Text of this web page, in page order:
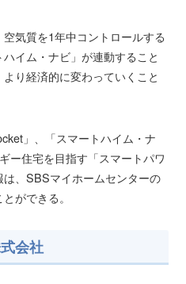
気質を1年中コントロールする
イム・ナビ」が連動すること
り経済的に変わっていくこと
」、「スマートハイム・ナ
ー住宅を目指す「スマートパワ
、SBSマイホームセンターの
ができる。
会社